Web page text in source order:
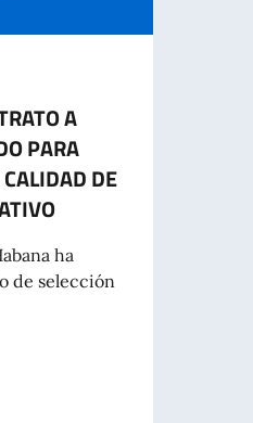
A
PARA
DE
ha
de selección
O CON CONTRATO A